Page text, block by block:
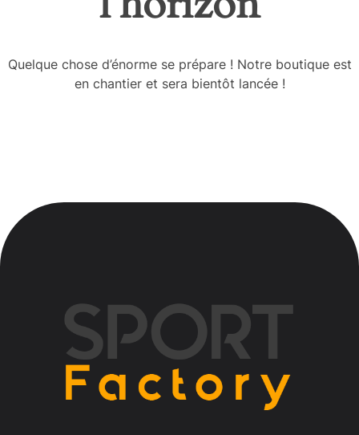
Quelque chose d’énorme se prépare ! Notre boutique est
en chantier et sera bientôt lancée !